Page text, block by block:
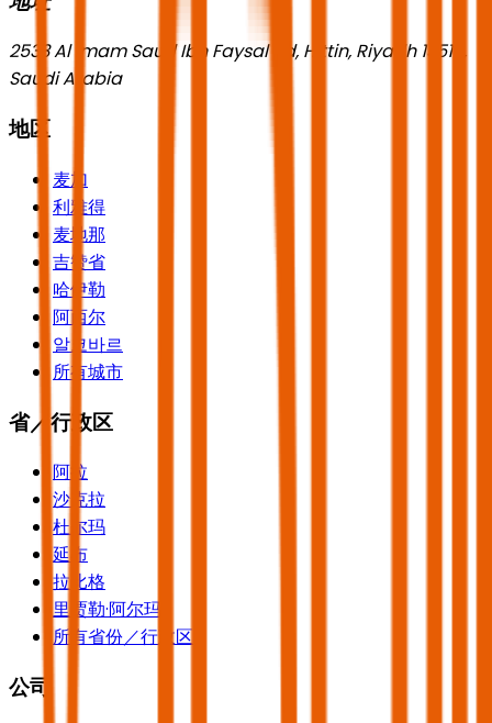
2533 Al Imam Saud Ibn Faysal Rd, Hittin, Riyadh 13518,
Saudi Arabia
地区
麦加
利雅得
麦地那
吉赞省
哈伊勒
阿西尔
알코바르
所有城市
省／行政区
阿拉
沙克拉
杜尔玛
延布
拉比格
里贾勒·阿尔玛
所有省份／行政区
公司